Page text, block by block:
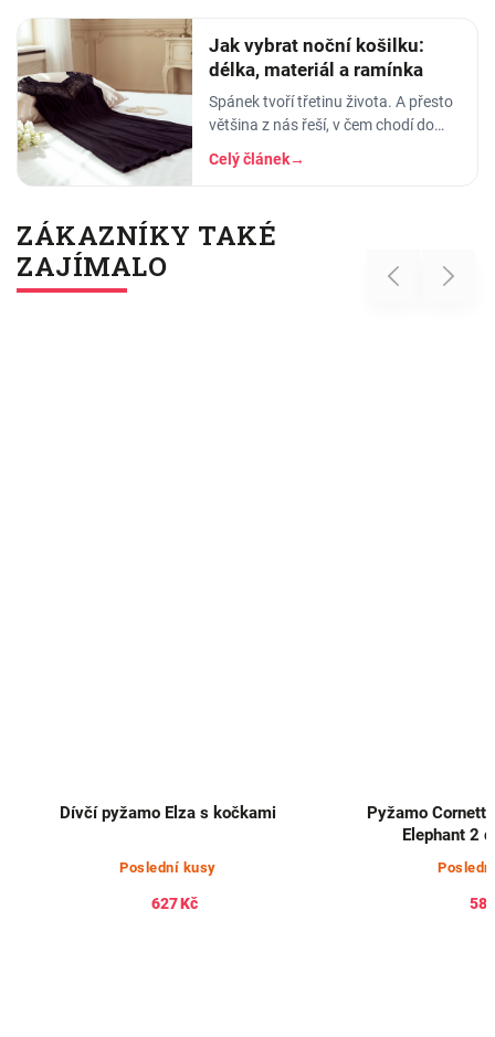
Jak vybrat noční košilku:
délka, materiál a ramínka
Spánek tvoří třetinu života. A přesto
většina z nás řeší, v čem chodí do
práce, do divadla nebo na rande, ale
to, v čem stráví těch osm hodin…
Celý článek→
ZÁKAZNÍKY TAKÉ
ZAJÍMALO
Previous
Dívčí pyžamo Elza s kočkami
Poslední kusy
627 Kč
Pyžamo
Elephant 2
Next